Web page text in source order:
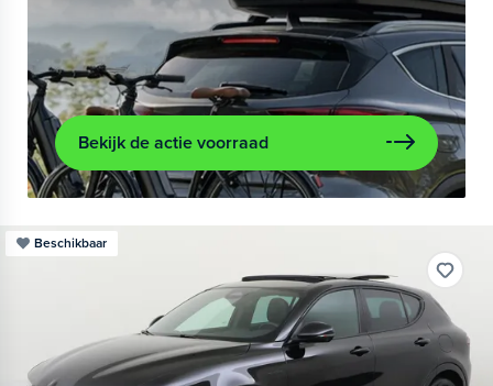
Bekijk de actie voorraad
Beschikbaar